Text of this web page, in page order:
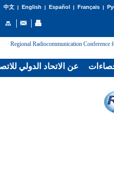
中文| English | Español | Français|
: [Regional Radiocommunication
عن الاتحاد الدولي